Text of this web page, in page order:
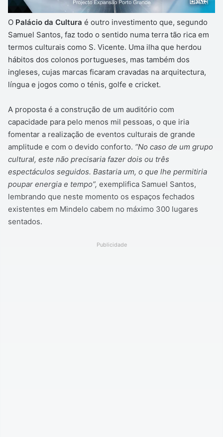
O Palácio da Cultura é outro investimento que, segundo
Samuel Santos, faz todo o sentido numa terra tão rica em
termos culturais como S. Vicente. Uma ilha que herdou
hábitos dos colonos portugueses, mas também dos
ingleses, cujas marcas ficaram cravadas na arquitectura,
língua e jogos como o ténis, golfe e cricket.
A proposta é a construção de um auditório com
capacidade para pelo menos mil pessoas, o que iria
fomentar a realização de eventos culturais de grande
amplitude e com o devido conforto. “No caso de um grupo
cultural, este não precisaria fazer dois ou três
espectáculos seguidos. Bastaria um, o que lhe permitiria
poupar energia e tempo”, exemplifica Samuel Santos,
lembrando que neste momento os espaços fechados
existentes em Mindelo cabem no máximo 300 lugares
sentados.
Publicidade